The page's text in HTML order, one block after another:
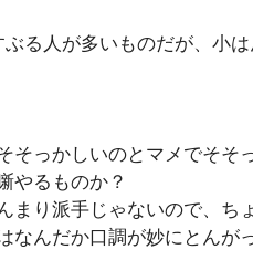
る人が多いものだが、小
そっかしいのとマメでそそ
やるものか？
まり派手じゃないので、ち
なんだか口調が妙にとんが